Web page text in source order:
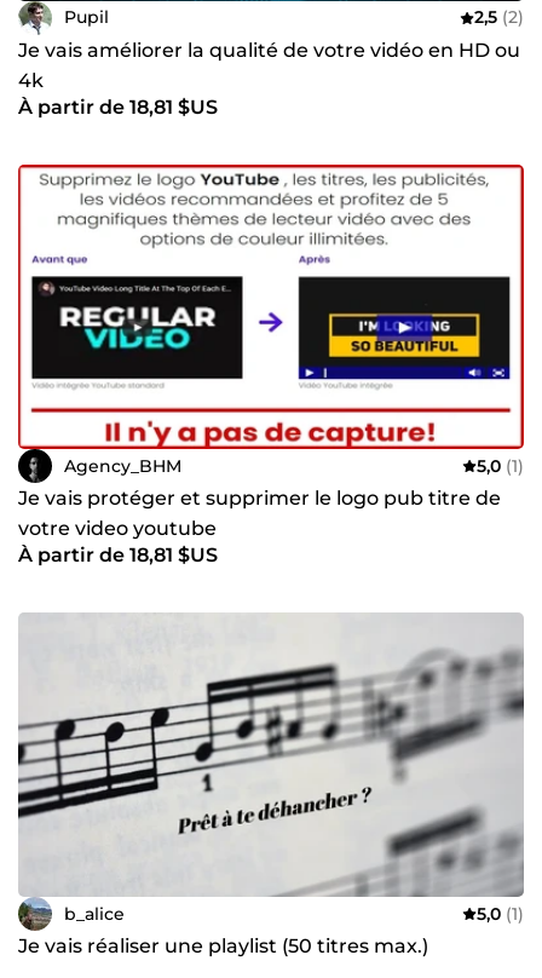
Pupil 2,5 (2)
Je vais améliorer la qualité de votre vidéo en HD ou
4k
À partir de 18,81 $US
Agency_BHM 5,0 (1)
Je vais protéger et supprimer le logo pub titre de
votre video youtube
À partir de 18,81 $US
b_alice 5,0 (1)
Je vais réaliser une playlist (50 titres max.)